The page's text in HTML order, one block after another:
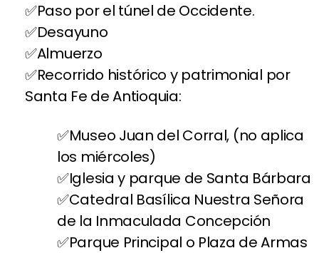
Paso por el túnel de Occidente.
Desayuno
Almuerzo
Recorrido histórico y patrimonial por
Santa Fe de Antioquia:
Museo Juan del Corral, (no aplica
los miércoles)
Iglesia y parque de Santa Bárbara
Catedral Basílica Nuestra Señora
de la Inmaculada Concepción
Parque Principal o Plaza de Armas